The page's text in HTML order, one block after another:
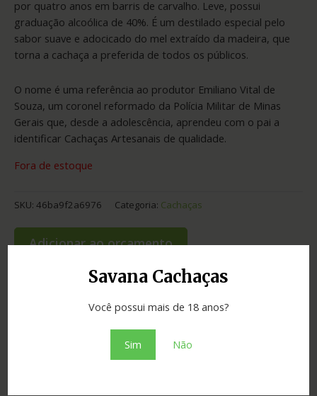
Savana Cachaças
Você possui mais de 18 anos?
Sim Não
por quatro anos em barris de carvalho. Leve, possui
graduação alcoólica de 40%. É um destilado especial pelo
sabor suave e adocicado do mel extraído da madeira, que
torna a cachaça a preferida de todos os públicos.
O nome é uma referência ao produtor Emiliano Vital de
Souza, um coronel reformado da Polícia Militar de Minas
Gerais que, desde a adolescência, aprendeu com o pai a
identificar Cachaças Artesanais de qualidade.
Fora de estoque
SKU: 46ba9f2a6976 Categoria: Cachaças
Adicionar ao orçamento
Informação adicional
40.00